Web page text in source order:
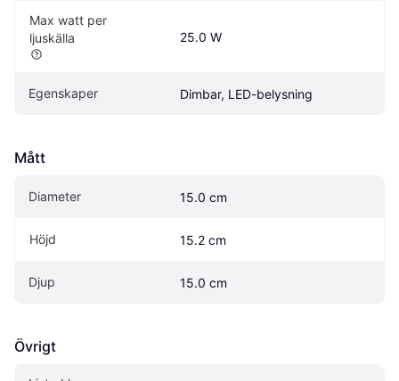
Max watt per
ljuskälla
25.0 W
Egenskaper Dimbar, LED-belysning
Mått
Diameter 15.0 cm
Höjd 15.2 cm
Djup 15.0 cm
Övrigt